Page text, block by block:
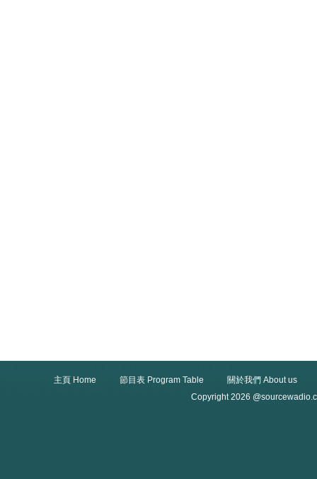
主頁 Home 節目表 Program Table
關於我們 About us
Copyright 2026